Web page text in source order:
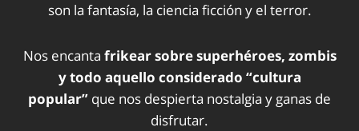
son la fantasía, la ciencia ficción y el terror.
Nos encanta frikear sobre superhéroes, zombis
y todo aquello considerado “cultura
popular” que nos despierta nostalgia y ganas de
disfrutar.